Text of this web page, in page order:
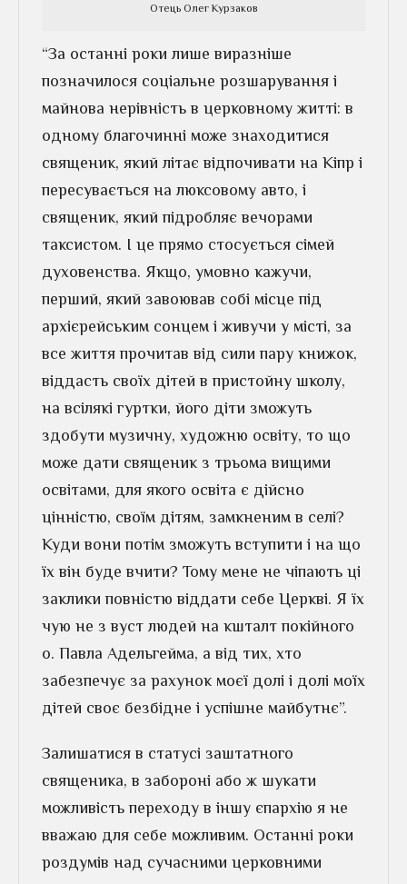
Отець Олег Курзаков
“За останні роки лише виразніше
позначилося соціальне розшарування і
майнова нерівність в церковному житті: в
одному благочинні може знаходитися
священик, який літає відпочивати на Кіпр і
пересувається на люксовому авто, і
священик, який підробляє вечорами
таксистом. І це прямо стосується сімей
духовенства. Якщо, умовно кажучи,
перший, який завоював собі місце під
архієрейським сонцем і живучи у місті, за
все життя прочитав від сили пару книжок,
віддасть своїх дітей в пристойну школу,
на всілякі гуртки, його діти зможуть
здобути музичну, художню освіту, то що
може дати священик з трьома вищими
освітами, для якого освіта є дійсно
цінністю, своїм дітям, замкненим в селі?
Куди вони потім зможуть вступити і на що
їх він буде вчити? Тому мене не чіпають ці
заклики повністю віддати себе Церкві. Я їх
чую не з вуст людей на кшталт покійного
о. Павла Адельгейма, а від тих, хто
забезпечує за рахунок моєї долі і долі моїх
дітей своє безбідне і успішне майбутнє”.
Залишатися в статусі заштатного
священика, в забороні або ж шукати
можливість переходу в іншу єпархію я не
вважаю для себе можливим. Останні роки
роздумів над сучасними церковними